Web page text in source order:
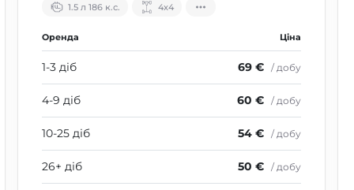
1.5 л 186 к.с. 4х4
Оренда Ціна
1-3 діб 69 € / добу
4-9 діб 60 € / добу
10-25 діб 54 € / добу
26+ діб 50 € / добу